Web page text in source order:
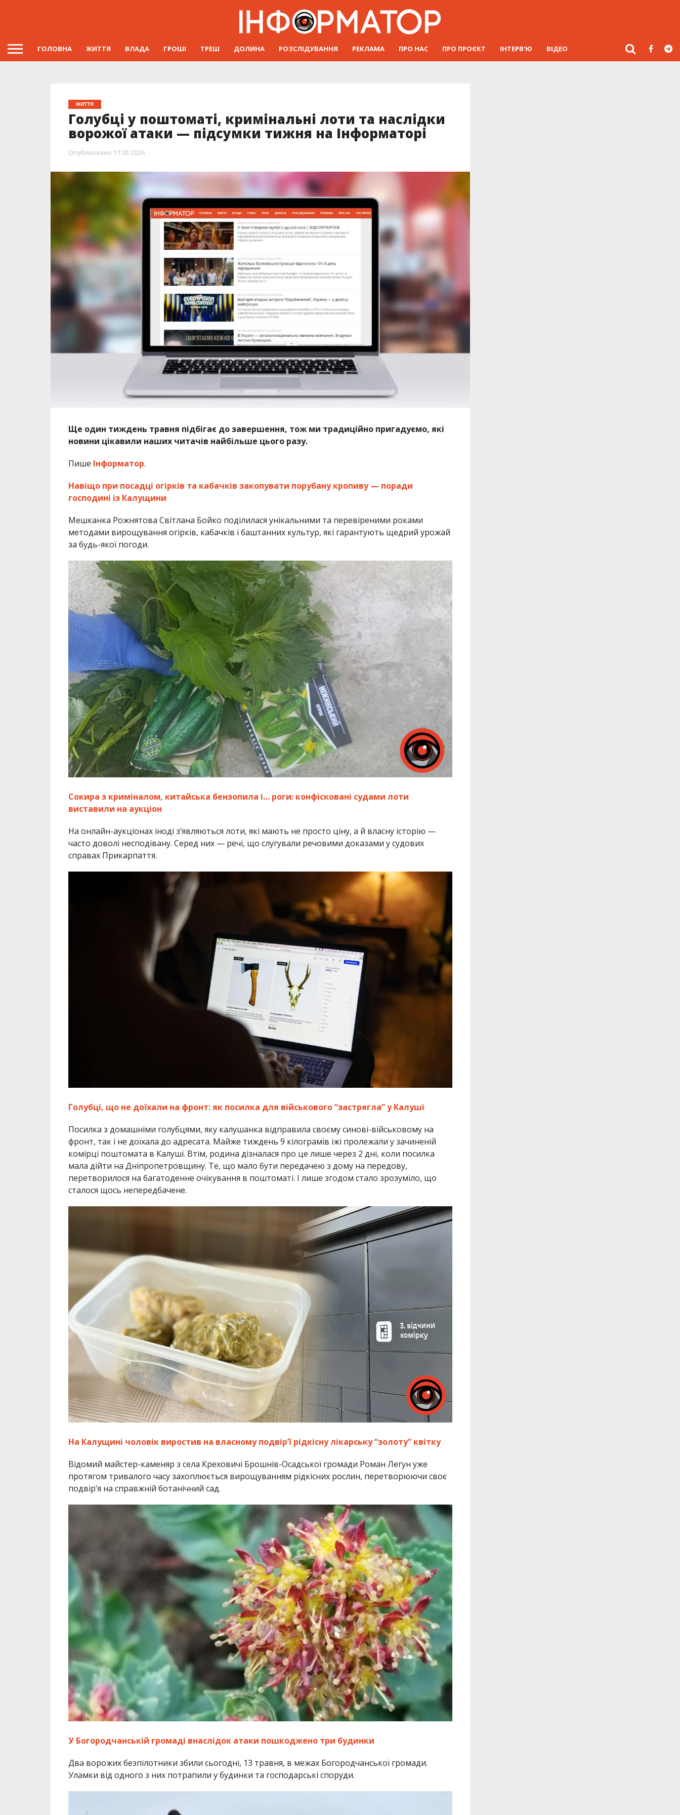
ГОЛОВНА ЖИТТЯ ВЛАДА ГРОШІ ТРЕШ ДОЛИНА РОЗСЛІДУВАННЯ РЕКЛАМА ПРО НАС ПРО ПРОЄКТ ІНТЕРВ’Ю ВІДЕО
ЖИТТЯ
Голубці у поштоматі, кримінальні лоти та наслідки
ворожої атаки — підсумки тижня на Інформаторі
Опубліковано 17.05.2026
Ще один тиждень травня підбігає до завершення, тож ми традиційно пригадуємо, які
новини цікавили наших читачів найбільше цього разу.
Пише Інформатор.
Навіщо при посадці огірків та кабачків закопувати порубану кропиву — поради
господині із Калущини
Мешканка Рожнятова Світлана Бойко поділилася унікальними та перевіреними роками
методами вирощування огірків, кабачків і баштанних культур, які гарантують щедрий урожай
за будь-якої погоди.
Сокира з криміналом, китайська бензопила і… роги: конфісковані судами лоти
виставили на аукціон
На онлайн-аукціонах іноді з’являються лоти, які мають не просто ціну, а й власну історію —
часто доволі несподівану. Серед них — речі, що слугували речовими доказами у судових
справах Прикарпаття.
Голубці, що не доїхали на фронт: як посилка для військового “застрягла” у Калуші
Посилка з домашніми голубцями, яку калушанка відправила своєму синові-військовому на
фронт, так і не доїхала до адресата. Майже тиждень 9 кілограмів їжі пролежали у зачиненій
комірці поштомата в Калуші. Втім, родина дізналася про це лише через 2 дні, коли посилка
мала дійти на Дніпропетровщину. Те, що мало бути передачею з дому на передову,
перетворилося на багатоденне очікування в поштоматі. І лише згодом стало зрозуміло, що
сталося щось непередбачене.
На Калущині чоловік виростив на власному подвір’ї рідкісну лікарську “золоту” квітку
Відомий майстер-каменяр з села Креховичі Брошнів-Осадської громади Роман Легун уже
протягом тривалого часу захоплюється вирощуванням рідкісних рослин, перетворюючи своє
подвір’я на справжній ботанічний сад.
У Богородчанській громаді внаслідок атаки пошкоджено три будинки
Два ворожих безпілотники збили сьогодні, 13 травня, в межах Богородчанської громади.
Уламки від одного з них потрапили у будинки та господарські споруди.